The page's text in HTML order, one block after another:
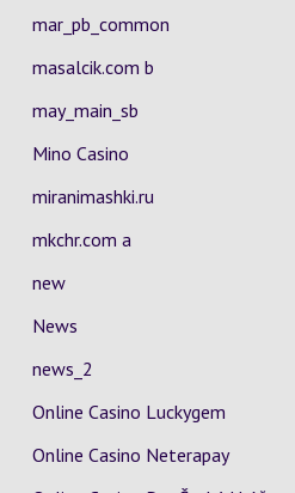
mar_pb_common
masalcik.com b
may_main_sb
Mino Casino
miranimashki.ru
mkchr.com a
new
News
news_2
Online Casino Luckygem
Online Casino Neterapay